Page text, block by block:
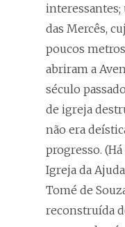
interessantes;
das Mercês,
poucos
abriram a
século
de igreja
não era
progresso.
Igreja da
Tomé de
reconstruída